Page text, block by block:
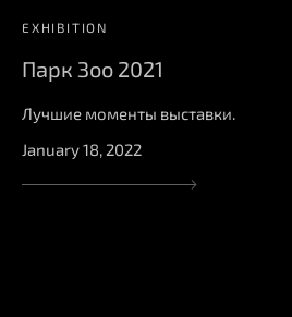
EXHIBITION
Парк Зоо 2021
Лучшие моменты выставки.
January 18, 2022